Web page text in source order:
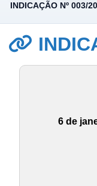
INDICAÇÃO Nº 003/
6 de